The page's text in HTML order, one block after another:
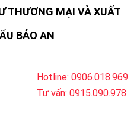
THƯƠNG MẠI VÀ XUẤT
BẢO AN
Hotline: 0906.018.969
Tư vấn: 0915.090.978